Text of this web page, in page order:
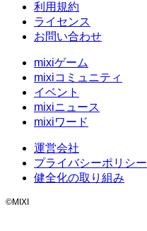
利用規約
ライセンス
お問い合わせ
mixiゲーム
mixiコミュニティ
イベント
mixiニュース
mixiワード
運営会社
プライバシーポリシー
健全化の取り組み
©MIXI